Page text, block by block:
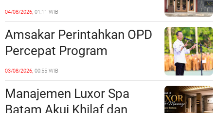
Barelang Usut Tuntas
Unsur Pelanggaran Hukum
04/08/2026, 01:11 WIB
Amsakar Perintahkan OPD
Percepat Program
Prioritas, Targetkan
Realisasi Pembangunan
Lampaui 50 Persen
03/08/2026, 00:55 WIB
Manajemen Luxor Spa
Batam Akui Khilaf dan